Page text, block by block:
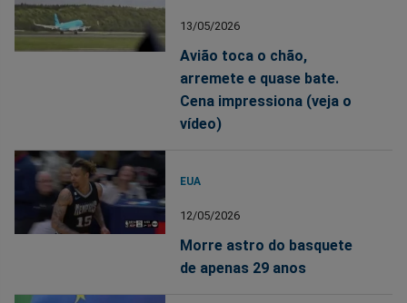
13/05/2026
Avião toca o chão,
arremete e quase bate.
Cena impressiona (veja o
vídeo)
EUA
12/05/2026
Morre astro do basquete
de apenas 29 anos